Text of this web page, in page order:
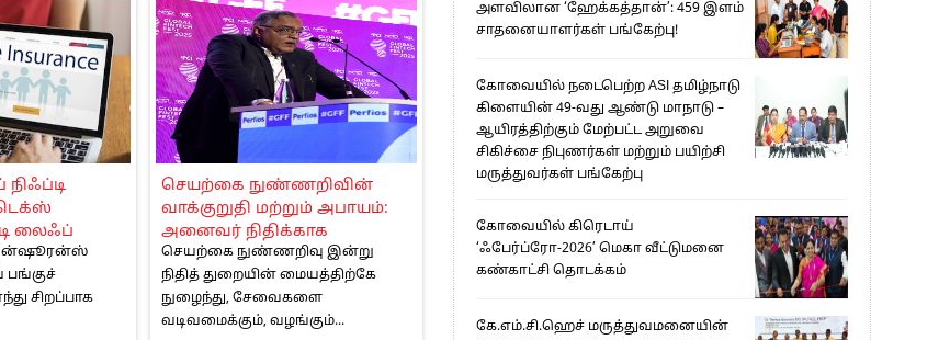
திமுக”- பாமக தலைவர் அன்புமணி ராமதாஸ்
கருத்து கிடையாது – கார்த்தி சிதம்பரம்
விஜயகாந்த் பேட்டி
கண்டனம்
சீமான்
– இந்தியா
அக்.16 வரை விண்ணப்பிக்கலாம்
லைஃப்
இன்ஷூரன்ஸ்
பங்குச்
சிறப்பாக
செயற்கை நுண்ணறிவின்
வாக்குறுதி மற்றும் அபாயம்:
அனைவர் நிதிக்காக
பொறுப்பான நுண்ணறிவு
அவசியம் – என்பிசிஐ தலைவர்
அஜய் குமார் சௌதரி
அறிவுறுத்தல்
செயற்கை நுண்ணறிவு இன்று
நிதித் துறையின் மையத்திற்கே
நுழைந்து, சேவைகளை
வடிவமைக்கும், வழங்கும்...
அளவிலான ‘ஹேக்கத்தான்’: 459 இளம்
சாதனையாளர்கள் பங்கேற்பு!
கோவையில் நடைபெற்ற ASI தமிழ்நாடு
கிளையின் 49-வது ஆண்டு மாநாடு –
ஆயிரத்திற்கும் மேற்பட்ட அறுவை
சிகிச்சை நிபுணர்கள் மற்றும் பயிற்சி
மருத்துவர்கள் பங்கேற்பு
கோவையில் கிரெடாய்
‘ஃபேர்ப்ரோ-2026’ மெகா வீட்டுமனை
கண்காட்சி தொடக்கம்
கே.எம்.சி.ஹெச் மருத்துவமனையின்